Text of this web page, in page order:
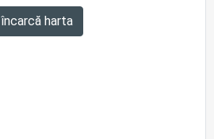
încarcă harta